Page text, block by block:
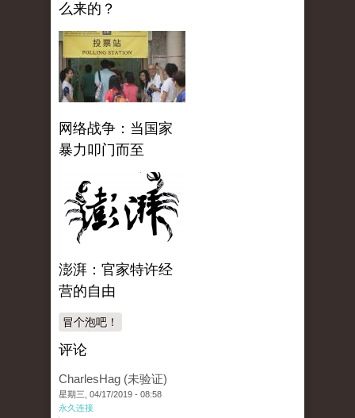
么来的？
网络战争：当国家
暴力叩门而至
澎湃：官家特许经
营的自由
冒个泡吧！
评论
CharlesHag (未验证)
星期三, 04/17/2019 - 08:58
永久连接